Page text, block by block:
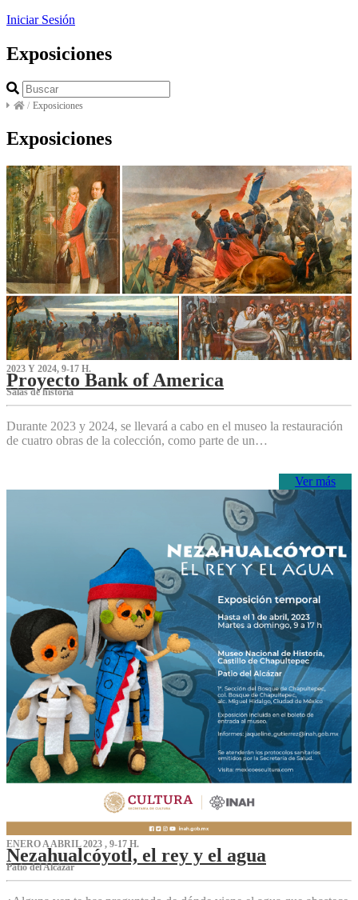
Iniciar Sesión
Exposiciones
/ Exposiciones
Exposiciones
2023 Y 2024, 9-17 H.
Proyecto Bank of America
S‌alas de historia
Durante 2023 y 2024, se llevará a cabo en el museo la restauración
de cuatro obras de la colección, como parte de un…
Ver más
ENERO A ABRIL 2023 , 9-17 H.
Nezahualcóyotl, el rey y el agua
Patio del Alcázar